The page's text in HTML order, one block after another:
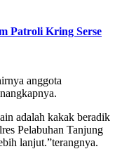
Patroli Kring Serse
anggota
adalah kakak beradik
Pelabuhan Tanjung
lanjut.”terangnya.